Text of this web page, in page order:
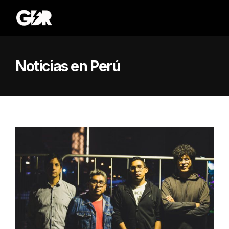
Noticias en Perú